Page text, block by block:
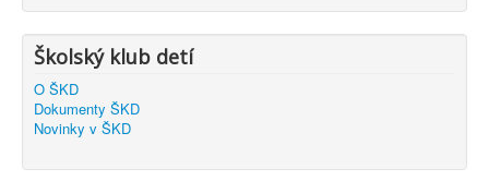
Školský klub detí
O ŠKD
Dokumenty ŠKD
Novinky v ŠKD